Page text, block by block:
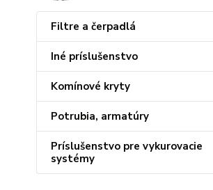
Filtre a čerpadlá
Iné príslušenstvo
Komínové kryty
Potrubia, armatúry
Príslušenstvo pre vykurovacie
systémy